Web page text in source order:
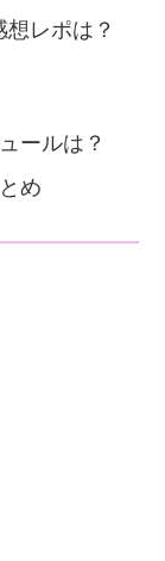
レポは？
ールは？
め